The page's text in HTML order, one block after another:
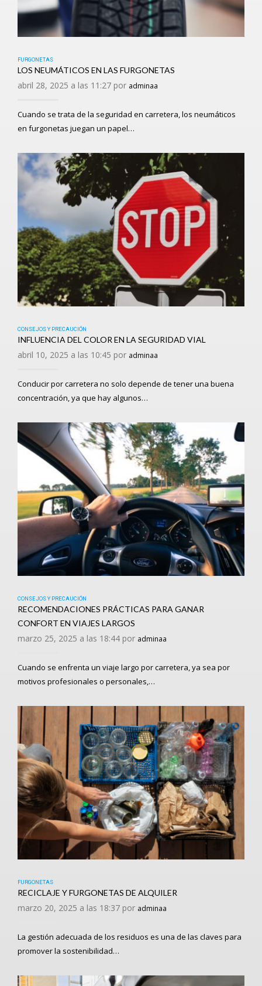
FURGONETAS
LOS NEUMÁTICOS EN LAS FURGONETAS
abril 28, 2025 a las 11:27 por adminaa
Cuando se trata de la seguridad en carretera, los neumáticos
en furgonetas juegan un papel…
CONSEJOS Y PRECAUCIÓN
INFLUENCIA DEL COLOR EN LA SEGURIDAD VIAL
abril 10, 2025 a las 10:45 por adminaa
Conducir por carretera no solo depende de tener una buena
concentración, ya que hay algunos…
CONSEJOS Y PRECAUCIÓN
RECOMENDACIONES PRÁCTICAS PARA GANAR
CONFORT EN VIAJES LARGOS
marzo 25, 2025 a las 18:44 por adminaa
Cuando se enfrenta un viaje largo por carretera, ya sea por
motivos profesionales o personales,…
FURGONETAS
RECICLAJE Y FURGONETAS DE ALQUILER
marzo 20, 2025 a las 18:37 por adminaa
La gestión adecuada de los residuos es una de las claves para
promover la sostenibilidad…